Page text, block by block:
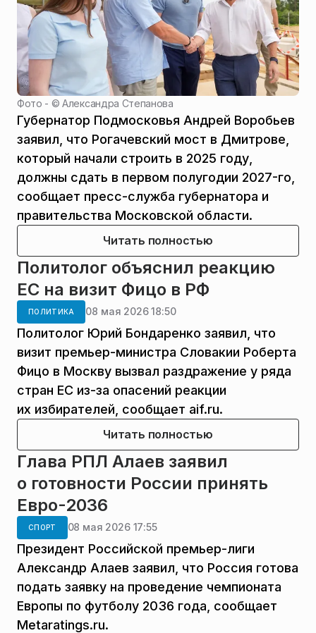
Фото - ©Александра Степанова
Губернатор Подмосковья Андрей Воробьев
заявил, что Рогачевский мост в Дмитрове,
который начали строить в 2025 году,
должны сдать в первом полугодии 2027-го,
сообщает пресс-служба губернатора и
правительства Московской области.
Читать полностью
Политолог объяснил реакцию
ЕС на визит Фицо в РФ
ПОЛИТИКА 08 мая 2026 18:50
Политолог Юрий Бондаренко заявил, что
визит премьер-министра Словакии Роберта
Фицо в Москву вызвал раздражение у ряда
стран ЕС из-за опасений реакции
их избирателей, сообщает aif.ru.
Читать полностью
Глава РПЛ Алаев заявил
о готовности России принять
Евро-2036
СПОРТ 08 мая 2026 17:55
Президент Российской премьер-лиги
Александр Алаев заявил, что Россия готова
подать заявку на проведение чемпионата
Европы по футболу 2036 года, сообщает
Metaratings.ru.